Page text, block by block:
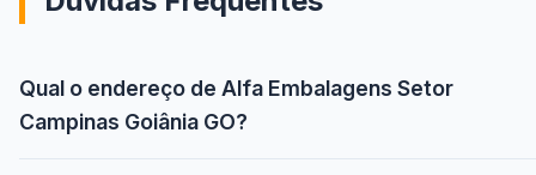
Qual o endereço de Alfa Embalagens Setor
Campinas Goiânia GO?